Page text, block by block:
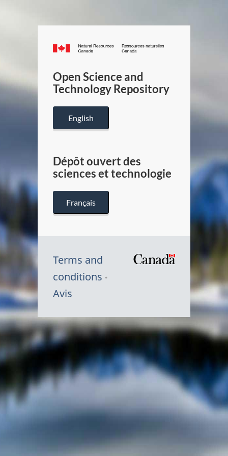
Canada.ca
/
Canada
Open Science and
Technology Repository
English
Dépôt ouvert des
sciences et technologie
Français
Terms and
conditions
Avis
Symbole
du
Canada